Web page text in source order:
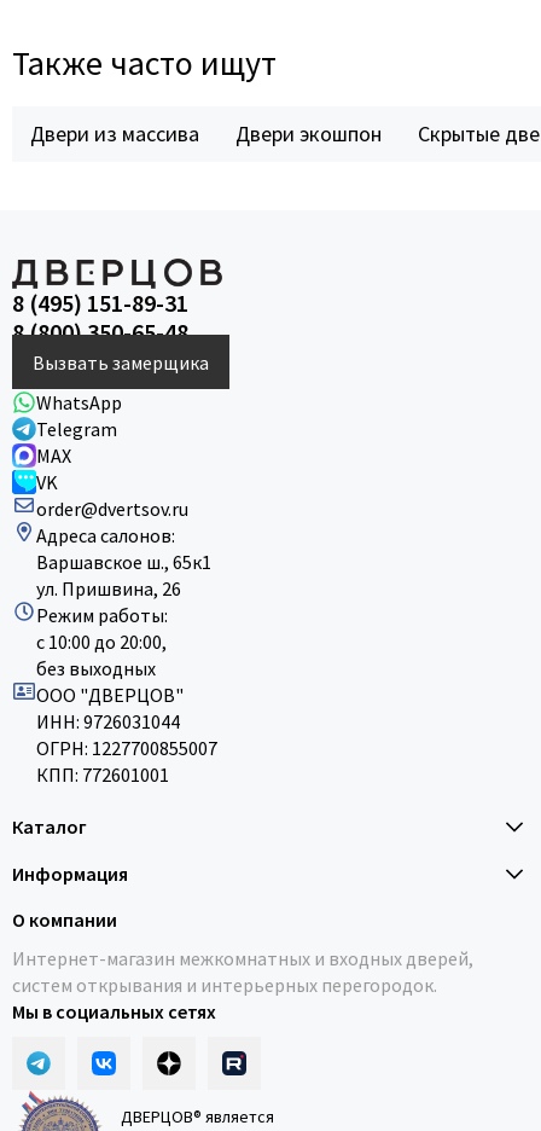
Также часто ищут
Двери из массива Двери экошпон Скрытые
8 (495) 151-89-31
8 (800) 350-65-48
Вызвать замерщика
WhatsApp
Telegram
MAX
VK
order@dvertsov.ru
Адреса салонов:
Варшавское ш., 65к1
ул. Пришвина, 26
Режим работы:
с 10:00 до 20:00,
без выходных
ООО "ДВЕРЦОВ"
ИНН: 9726031044
ОГРН: 1227700855007
КПП: 772601001
Каталог
Информация
О компании
Интернет-магазин межкомнатных и входных дверей,
систем открывания и интерьерных перегородок.
Мы в социальных сетях
ДВЕРЦОВ® является